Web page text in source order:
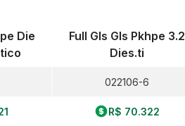
Die
Full Gls Gls Pkhpe 3.2
Dies.ti
022106-6
R$ 70.322